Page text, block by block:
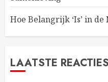
Hoe Belangrijk ‘Is’ in
LAATSTE REACTIES